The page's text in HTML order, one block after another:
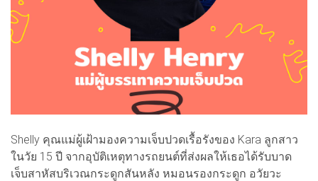
Shelly คุณแม่ผู้เฝ้ามองความเจ็บปวดเรื้อรังของ Kara ลูกสาว
ในวัย 15 ปี จากอุบัติเหตุทางรถยนต์ที่ส่งผลให้เธอได้รับบาด
เจ็บสาหัสบริเวณกระดูกสันหลัง หมอนรองกระดูก อวัยวะ